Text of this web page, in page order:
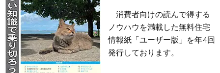
消費者向けの読んで得する
ノウハウを満載した無料住宅
情報紙「ユーザー版」を年4回
発行しております。